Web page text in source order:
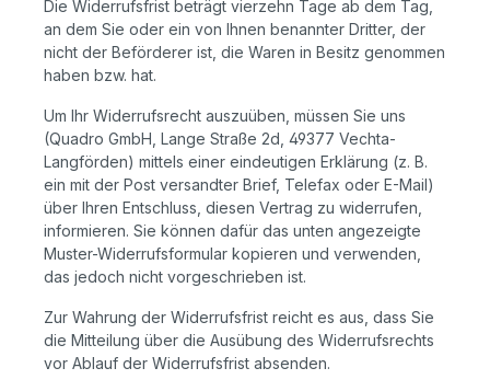
Die Widerrufsfrist beträgt vierzehn Tage ab dem Tag,
an dem Sie oder ein von Ihnen benannter Dritter, der
nicht der Beförderer ist, die Waren in Besitz genommen
haben bzw. hat.
Um Ihr Widerrufsrecht auszuüben, müssen Sie uns
(Quadro GmbH, Lange Straße 2d, 49377 Vechta-
Langförden) mittels einer eindeutigen Erklärung (z. B.
ein mit der Post versandter Brief, Telefax oder E-Mail)
über Ihren Entschluss, diesen Vertrag zu widerrufen,
informieren. Sie können dafür das unten angezeigte
Muster-Widerrufsformular kopieren und verwenden,
das jedoch nicht vorgeschrieben ist.
Zur Wahrung der Widerrufsfrist reicht es aus, dass Sie
die Mitteilung über die Ausübung des Widerrufsrechts
vor Ablauf der Widerrufsfrist absenden.